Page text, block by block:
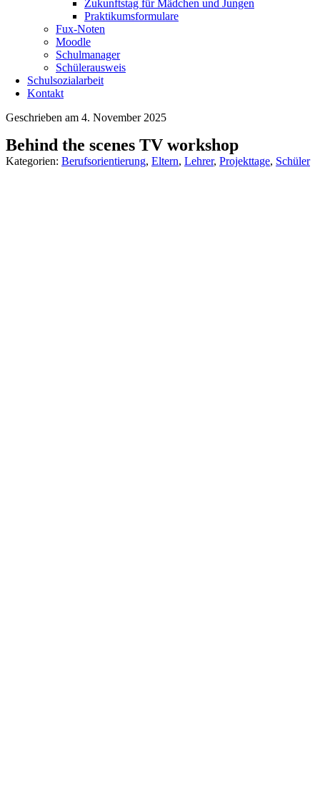
Zukunftstag für Mädchen und Jungen
Praktikumsformulare
Fux-Noten
Moodle
Schulmanager
Schülerausweis
Schulsozialarbeit
Kontakt
Geschrieben am 4. November 2025
Behind the scenes TV workshop
Kategorien: Berufsorientierung, Eltern, Lehrer, Projekttage, Schüler